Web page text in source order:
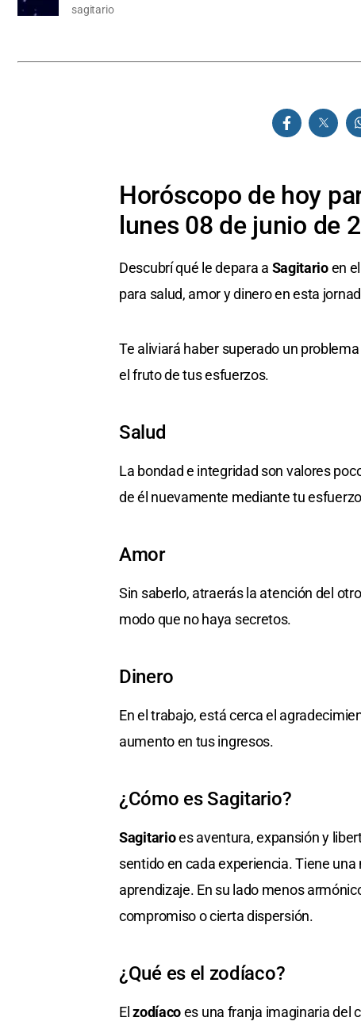
sagitario
Horóscopo de hoy
lunes 08 de junio de
Descubrí qué le depara a Sagitarioen
para salud, amor y dinero en esta
Te aliviará haber superado un
el fruto de tus esfuerzos.
Salud
La bondad e integridad son valores
de él nuevamente mediante tu
Amor
Sin saberlo, atraerás la atención del
modo que no haya secretos.
Dinero
En el trabajo, está cerca el
aumento en tus ingresos.
¿Cómo es Sagitario?
Sagitarioes aventura, expansión y
sentido en cada experiencia. Tiene
aprendizaje. En su lado menos
compromiso o cierta dispersión.
¿Qué es el zodíaco?
Elzodíacoes una franja imaginaria del